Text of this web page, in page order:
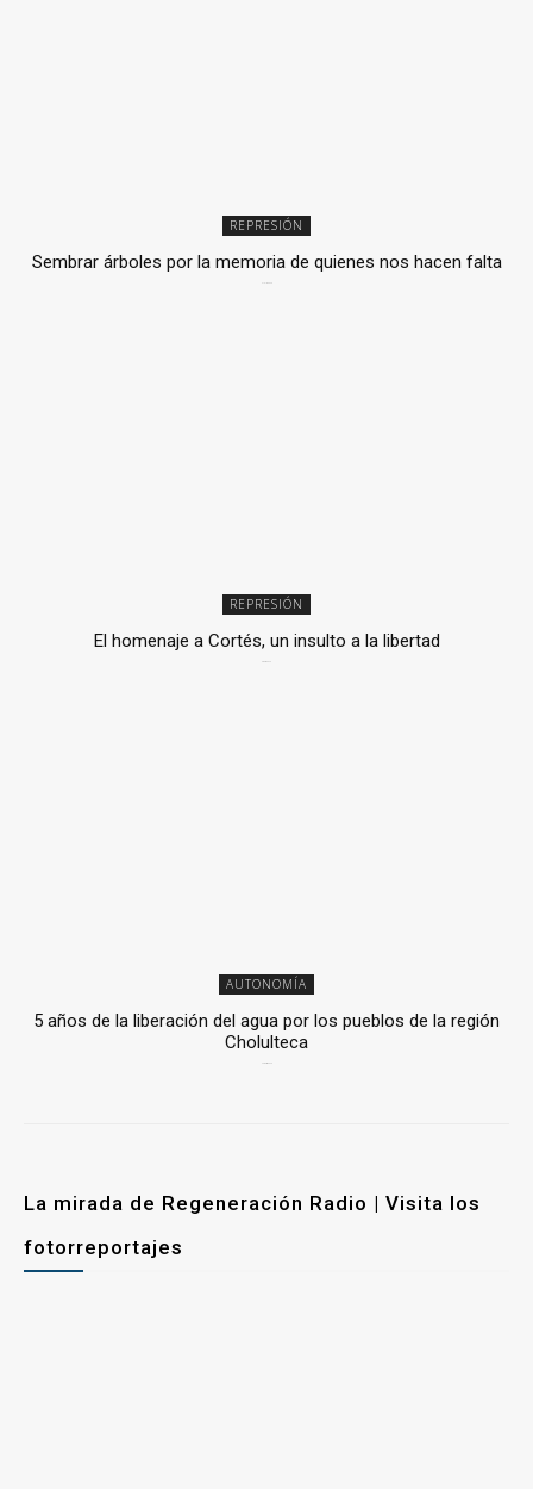
REPRESIÓN
Sembrar árboles por la memoria de quienes nos hacen falta
REPRESIÓN
El homenaje a Cortés, un insulto a la libertad
AUTONOMÍA
5 años de la liberación del agua por los pueblos de la región
Cholulteca
La mirada de Regeneración Radio | Visita los
fotorreportajes